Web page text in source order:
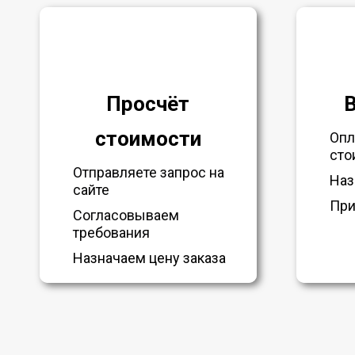
Просчёт
стоимости
Отправляете запрос на
сайте
Согласовываем
требования
Назначаем цену заказа